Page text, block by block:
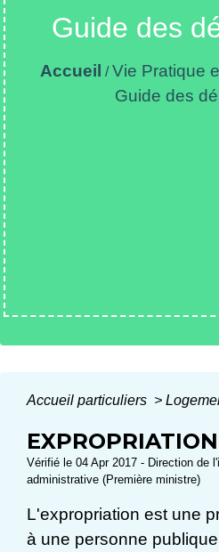
Guide des
Accueil /Vie Pratique
Guide des
Accueil particuliers >
EXPROPRIATION
Vérifié le 04 Apr 2017 - Direction de
administrative (Première ministre)
L'expropriation est une
à une personne